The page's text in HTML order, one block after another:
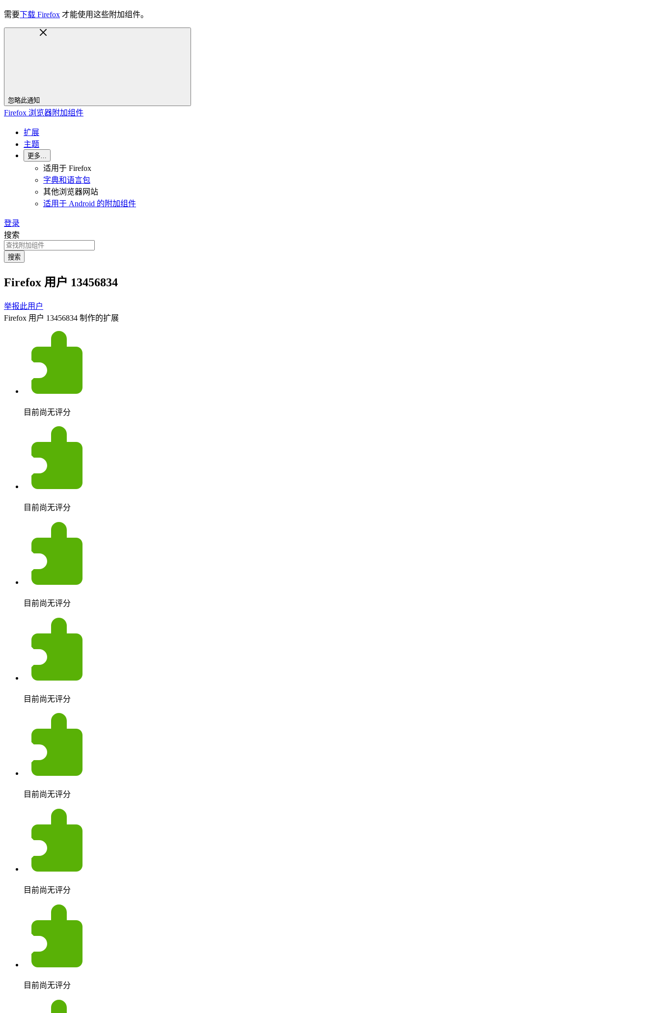
需要下载 Firefox 才能使用这些附加组件。
忽略此通知
Firefox 浏览器附加组件
扩展
主题
更多…
适用于 Firefox
字典和语言包
其他浏览器网站
适用于 Android 的附加组件
登录
搜索
搜索
Firefox 用户 13456834
举报此用户
Firefox 用户 13456834 制作的扩展
目前尚无评分
目前尚无评分
目前尚无评分
目前尚无评分
目前尚无评分
目前尚无评分
目前尚无评分